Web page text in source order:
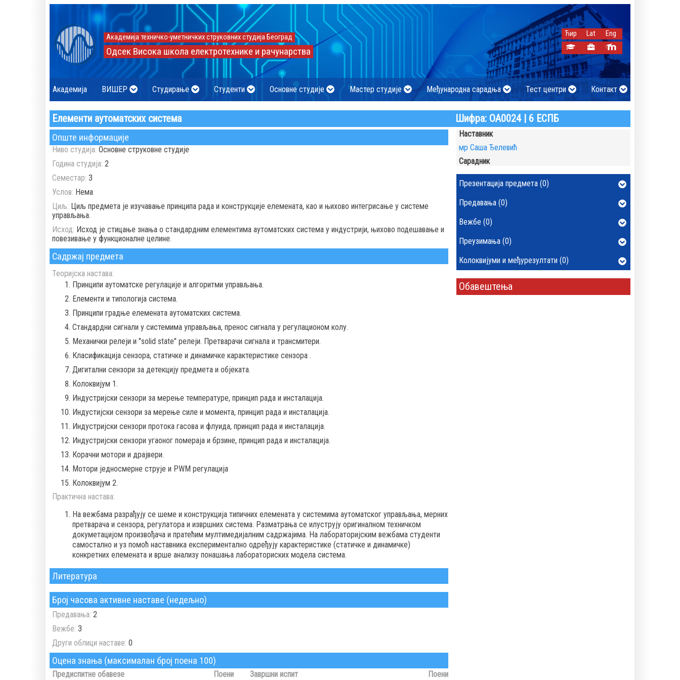
Академија техничко-уметничких струковних студија Београд
Одсек Висока школа електротехнике и рачунарства
Ћир Lat Eng
Академија ВИШЕР Студирање Студенти Основне студије Мастер студије Међународна сарадња Тест центри Контакт
Елементи аутоматских система Шифра: ОА0024 | 6 ЕСПБ
Опште информације
Ниво студија: Основне струковне студије
Година студија: 2
Семестар: 3
Услов: Нема
Циљ: Циљ предмета је изучавање принципа рада и конструкције елемената, као и њихово интегрисање у системе
управљања.
Исход: Исход је стицање знања о стандардним елементима аутоматских система у индустрији, њихово подешавање и
повезивање у функционалне целине.
Садржај предмета
Теоријска настава:
Принципи аутоматске регулације и алгоритми управљања.
Елементи и типологија система.
Принципи градње елемената аутоматских система.
Стандардни сигнали у системима управљања, пренос сигнала у регулационом колу.
Механички релеји и "solid state" релеји. Претварачи сигнала и трансмитери.
Класификација сензора, статичке и динамичке карактеристике сензора .
Дигитални сензори за детекцију предмета и објеката.
Колоквијум 1.
Индустријски сензори за мерење температуре, принцип рада и инсталација.
Индустијски сензори за мерење силе и момента, принцип рада и инсталација.
Индустријски сензори протока гасова и флуида, принцип рада и инсталација.
Индустријски сензори угаоног помераја и брзине, принцип рада и инсталација.
Корачни мотори и драјвери.
Мотори једносмерне струје и PWM регулација
Колоквијум 2.
Практична настава:
На вежбама разрађују се шеме и конструкција типичних елемената у системима аутоматског управљања, мерних
претварача и сензора, регулатора и извршних система. Разматрања се илуструју оригиналном техничком
докуметацијом произвођача и пратећим мултимедијалним садржајима. На лабораторијским вежбама студенти
самостално и уз помоћ наставника експериментално одређују карактеристике (статичке и динамичке)
конкретних елемената и врше анализу понашања лабораториских модела система.
Литература
Број часова активне наставе (недељно)
Предавања: 2
Вежбе: 3
Други облици наставе: 0
Оцена знања (максималан број поена 100)
Предиспитне обавезе
Поени
Завршни испит
Поени
Наставник
мр Саша Ђелевић
Сарадник
Презентација предмета (0)
Предавања (0)
Вежбе (0)
Преузимања (0)
Колоквијуми и међурезултати (0)
Обавештења